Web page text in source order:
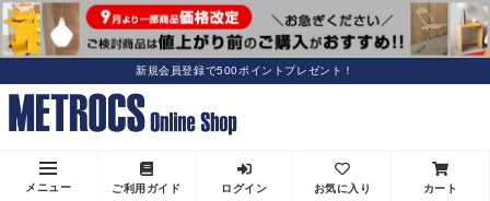
新規会員登録で500ポイントプレゼント！
メニュー ご利用ガイド ログイン お気に入り カート